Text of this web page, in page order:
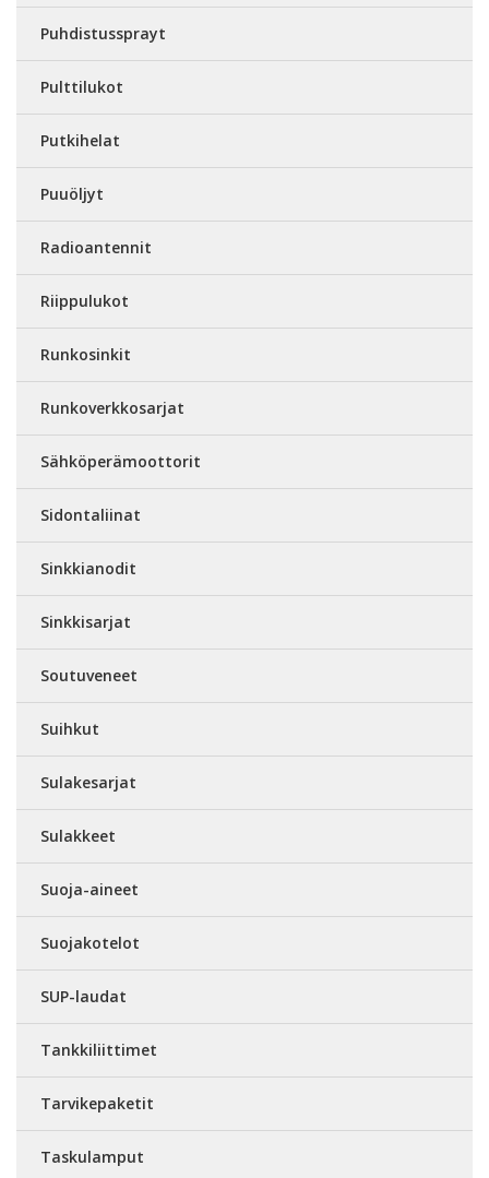
Puhdistussprayt
Pulttilukot
Putkihelat
Puuöljyt
Radioantennit
Riippulukot
Runkosinkit
Runkoverkkosarjat
Sähköperämoottorit
Sidontaliinat
Sinkkianodit
Sinkkisarjat
Soutuveneet
Suihkut
Sulakesarjat
Sulakkeet
Suoja-aineet
Suojakotelot
SUP-laudat
Tankkiliittimet
Tarvikepaketit
Taskulamput